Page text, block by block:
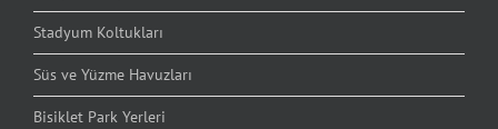
Stadyum Koltukları
Süs ve Yüzme Havuzları
Bisiklet Park Yerleri